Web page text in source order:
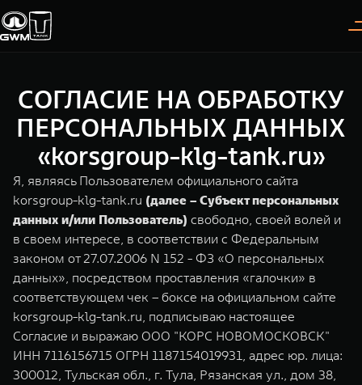
Модели
TANK 300
Следуй за открытиями
от 3 999 000 ₽
TANK 400
За пределы возможного
от 5 599 000 ₽
Покупателям
ВЫБОР АВТОМОБИЛЯ
Спецпредложения
Конфигуратор
Тест-драйв
Зарядные станции
ПОКУПКА АВТОМОБИЛЯ
TANK Финансы
Владельцам
ГАРАНТИЯ И ПОДДЕРЖКА
Гарантия
Помощь на дороге
Калькулятор ТО
Нулевое ТО
Сервис
О дилере
ИНФОРМАЦИЯ
О нас
35 лет GWM
GWM ТЕХ ДЕНЬ
Новости
СОГЛАСИЕ НА ОБРАБОТКУ
ПЕРСОНАЛЬНЫХ ДАННЫХ
«korsgroup-klg-tank.ru»
Я, являясь Пользователем официального сайта
korsgroup-klg-tank.ru (далее – Субъект персональных
данных и/или Пользователь) свободно, своей волей и
в своем интересе, в соответствии с Федеральным
законом от 27.07.2006 N 152 - ФЗ «О персональных
данных», посредством проставления «галочки» в
соответствующем чек – боксе на официальном сайте
korsgroup-klg-tank.ru, подписываю настоящее
Согласие и выражаю ООО "КОРС НОВОМОСКОВСК"
ИНН 7116156715 ОГРН 1187154019931, адрес юр. лица:
300012, Тульская обл., г. Тула, Рязанская ул., дом 38,